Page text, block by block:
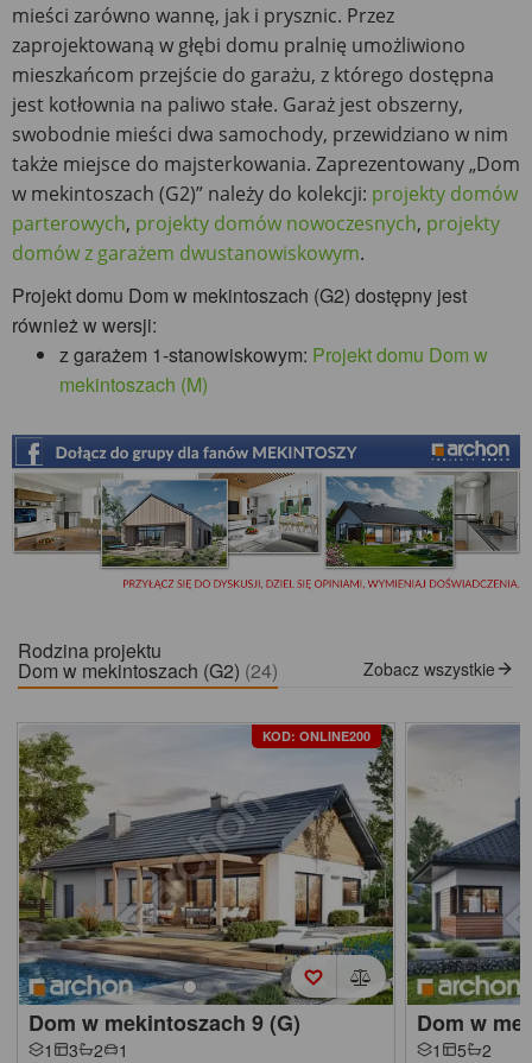
mieści zarówno wannę, jak i prysznic. Przez
zaprojektowaną w głębi domu pralnię umożliwiono
mieszkańcom przejście do garażu, z którego dostępna
jest kotłownia na paliwo stałe. Garaż jest obszerny,
swobodnie mieści dwa samochody, przewidziano w nim
także miejsce do majsterkowania. Zaprezentowany „Dom
w mekintoszach (G2)” należy do kolekcji: projekty domów
parterowych, projekty domów nowoczesnych, projekty
domów z garażem dwustanowiskowym.
Projekt domu Dom w mekintoszach (G2) dostępny jest
również w wersji:
z garażem 1-stanowiskowym: Projekt domu Dom w
mekintoszach (M)
Rodzina projektu
Dom w mekintoszach (G2) (24) Zobacz wszystkie
KOD: ONLINE200
Dom w mekintoszach 9 (G)
1 3 2 1
Dom w
1 5 2